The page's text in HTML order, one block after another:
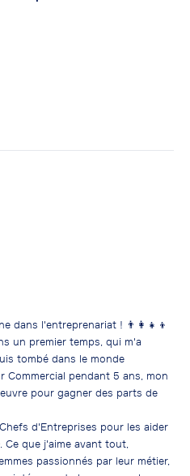
dans l'entreprenariat ! 👨‍👩‍👧‍👦
un premier temps, qui m'a
tombé dans le monde
Commercial pendant 5 ans, mon
pour gagner des parts de
d'Entreprises pour les aider
Ce que j'aime avant tout,
passionnés par leur métier,